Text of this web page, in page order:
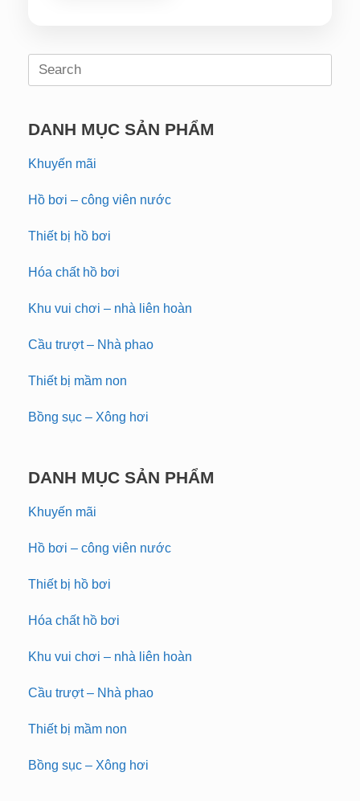
Search
DANH MỤC SẢN PHẨM
Khuyến mãi
Hồ bơi – công viên nước
Thiết bị hồ bơi
Hóa chất hồ bơi
Khu vui chơi – nhà liên hoàn
Cầu trượt – Nhà phao
Thiết bị mầm non
Bồng sục – Xông hơi
DANH MỤC SẢN PHẨM
Khuyến mãi
Hồ bơi – công viên nước
Thiết bị hồ bơi
Hóa chất hồ bơi
Khu vui chơi – nhà liên hoàn
Cầu trượt – Nhà phao
Thiết bị mầm non
Bồng sục – Xông hơi